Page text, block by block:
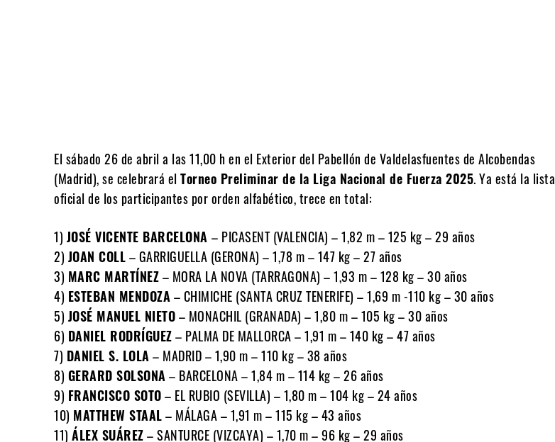
El sábado 26 de abril a las 11,00 h en el Exterior del Pabellón de Valdelasfuentes de Alcobendas
(Madrid), se celebrará el Torneo Preliminar de la Liga Nacional de Fuerza 2025. Ya está la lista
oficial de los participantes por orden alfabético, trece en total:
1) JOSÉ VICENTE BARCELONA – PICASENT (VALENCIA) – 1,82 m – 125 kg – 29 años
2) JOAN COLL– GARRIGUELLA (GERONA) – 1,78 m – 147 kg – 27 años
3) MARC MARTÍNEZ– MORA LA NOVA (TARRAGONA) – 1,93 m – 128 kg – 30 años
4) ESTEBAN MENDOZA– CHIMICHE (SANTA CRUZ TENERIFE) – 1,69 m -110 kg – 30 años
5) JOSÉ MANUEL NIETO– MONACHIL (GRANADA) – 1,80 m – 105 kg – 30 años
6) DANIEL RODRÍGUEZ– PALMA DE MALLORCA – 1,91 m – 140 kg – 47 años
7) DANIEL S. LOLA– MADRID – 1,90 m – 110 kg – 38 años
8) GERARD SOLSONA– BARCELONA – 1,84 m – 114 kg – 26 años
9) FRANCISCO SOTO– EL RUBIO (SEVILLA) – 1,80 m – 104 kg – 24 años
10) MATTHEW STAAL– MÁLAGA – 1,91 m – 115 kg – 43 años
11) ÁLEX SUÁREZ– SANTURCE (VIZCAYA) – 1,70 m – 96 kg – 29 años